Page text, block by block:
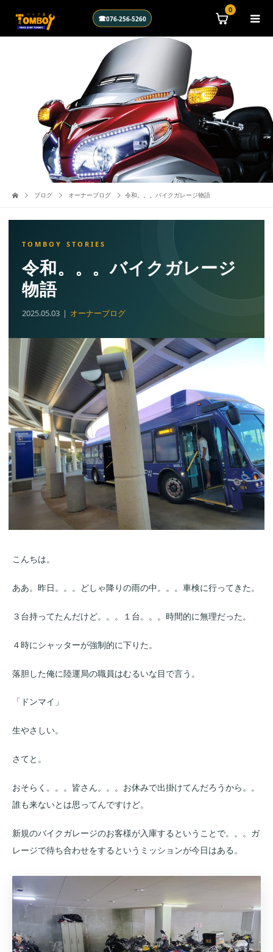
0
☎076-256-5260
ブログ オーナーブログ 令和。。。バイクガレージ物語
令和。。。バイクガレージ
物語
2025.05.03 オーナーブログ
こんちは。
ああ。昨日。。。どしゃ降りの雨の中。。。車検に行ってきた。
３台持ってたんだけど。。。１台。。。時間的に無理だった。
４時にシャッターが強制的に下りた。
落胆した俺に陸運局の職員はむるいな目で言う。
「ドンマイ」
生やさしい。
さてと。
おそらく。。。皆さん。。。お休みで出掛けてんだろうから。。
誰も来ないとは思ってんですけど。
新規のバイクガレージのお客様が入庫するということで。。。ガ
レージで待ち合わせをするというミッションが今日はある。